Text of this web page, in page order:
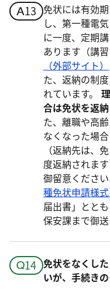
免状には有効
し、第一種電
に一度、定期
あります（講
（外部サイト）
た、返納の制
れています。
合は免状を返
た、離職や高
なくなった場
（返納先は、
度返納されま
御留意くださ
種免状申請様式
届出書」とと
保安課まで御送
免状をなくし
いが、手続き